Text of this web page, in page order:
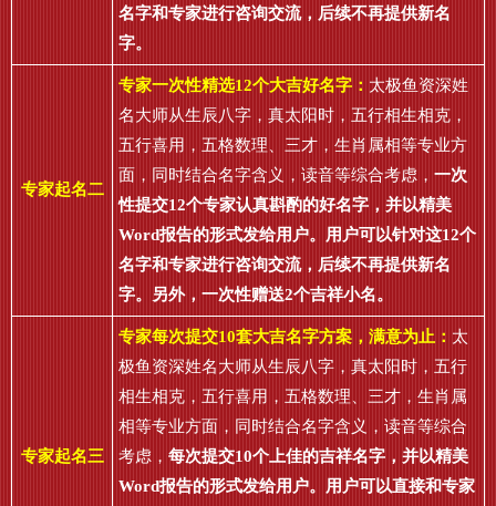
名字和专家进行咨询交流，后续不再提供新名
字。
专家起名二
专家一次性精选12个大吉好名字： 太极鱼资深姓
名大师从生辰八字，真太阳时，五行相生相克，
五行喜用，五格数理、三才，生肖属相等专业方
面，同时结合名字含义，读音等综合考虑， 一次
性提交12个专家认真斟酌的好名字，并以精美
Word报告的形式发给用户。用户可以针对这12个
名字和专家进行咨询交流，后续不再提供新名
字。另外，一次性赠送2个吉祥小名。
专家起名三
专家每次提交10套大吉名字方案，满意为止： 太
极鱼资深姓名大师从生辰八字，真太阳时，五行
相生相克，五行喜用，五格数理、三才，生肖属
相等专业方面，同时结合名字含义，读音等综合
考虑， 每次提交10个上佳的吉祥名字，并以精美
Word报告的形式发给用户。用户可以直接和专家